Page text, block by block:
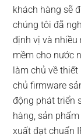
khách hàng sẽ
chúng tôi đã
định vị và nhiều
mềm cho nước
làm chủ về
chủ firmware
động phát triển
hàng, sản
xuất đạt chuẩn